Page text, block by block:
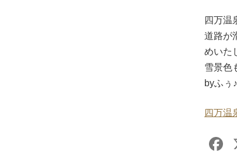
四万温
道路が
めいた
雪景色
byふぅ♪
四万温
F